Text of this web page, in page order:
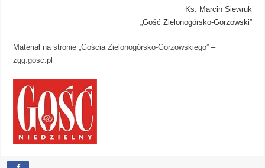
Ks. Marcin Siewruk
„Gość Zielonogórsko-Gorzowski”
Materiał na stronie „Gościa Zielonogórsko-Gorzowskiego” –
zgg.gosc.pl